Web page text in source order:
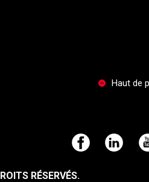
Haut de
FacebookLinkedIn
RÉSERVÉS.